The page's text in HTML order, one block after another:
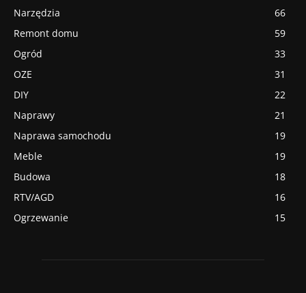
Narzędzia
66
Remont domu
59
Ogród
33
OZE
31
DIY
22
Naprawy
21
Naprawa samochodu
19
Meble
19
Budowa
18
RTV/AGD
16
Ogrzewanie
15